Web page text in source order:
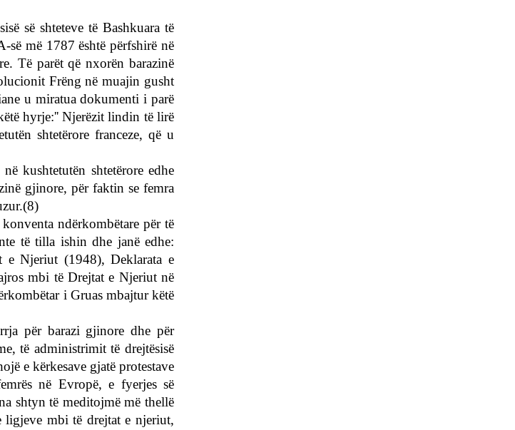
së shteteve të Bashkuara të
më 1787 është përfshirë në
Të parët që nxorën barazinë
Frëng në muajin gusht
u miratua dokumenti i parë
hyrje:'' Njerëzit lindin të lirë
shtetërore franceze, që u
kushtetutën shtetërore edhe
gjinore, për faktin se femra
ndërkombëtare për të
të tilla ishin dhe janë edhe:
e Njeriut (1948), Deklarata e
mbi të Drejtat e Njeriut në
i Gruas mbajtur këtë
për barazi gjinore dhe për
të administrimit të drejtësisë
e kërkesave gjatë protestave
në Evropë, e fyerjes së
shtyn të meditojmë më thellë
ligjeve mbi të drejtat e njeriut,